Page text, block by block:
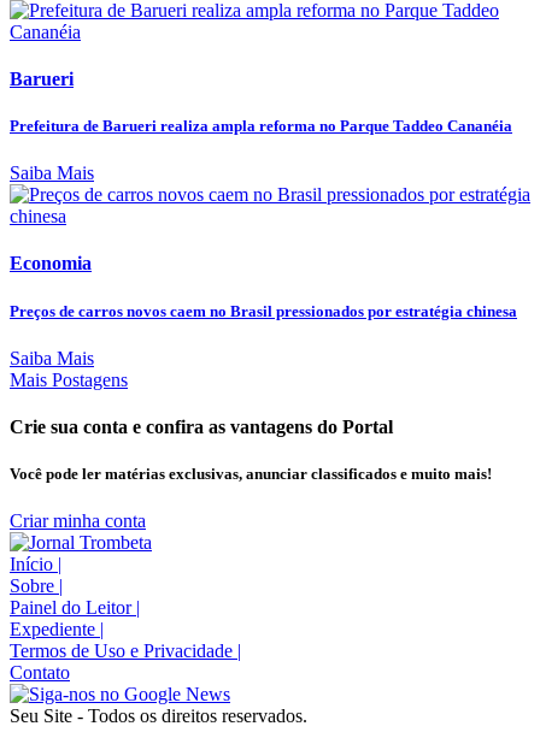
Barueri
Prefeitura de Barueri realiza ampla reforma no Parque Taddeo Cananéia
Saiba Mais
Economia
Preços de carros novos caem no Brasil pressionados por estratégia chinesa
Saiba Mais
Mais Postagens
Crie sua conta e confira as vantagens do Portal
Você pode ler matérias exclusivas, anunciar classificados e muito mais!
Criar minha conta
Início |
Sobre |
Painel do Leitor |
Expediente |
Termos de Uso e Privacidade |
Contato
Seu Site - Todos os direitos reservados.